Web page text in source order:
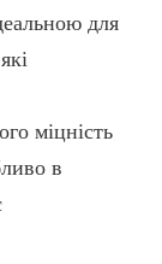
для
міцність
в